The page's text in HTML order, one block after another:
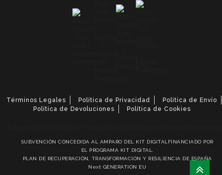
Términos Legales Política de Privacidad
Política de Envío
Política de Devoluciones
Política de Cookies
SUBVENCIÓN CONCEDIDA AL AMPARO DEL KIT DIGITALFINANCIADO POR
EL PROGRAMA KIT DIGITAL.
PLAN DE RECUPERACIÓN, TRANSFORMACIÓN Y RESILIENCIA DE ESPAÑA
Next GENERATION EU